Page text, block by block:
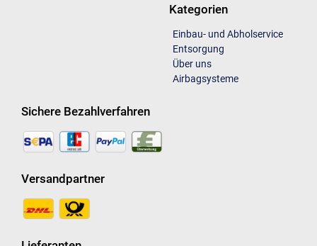
Kategorien
Einbau- und Abholservice
Entsorgung
Über uns
Airbagsysteme
Sichere Bezahlverfahren
Versandpartner